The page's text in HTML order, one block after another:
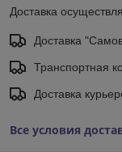
Доставка
Доставка
Транспортная
Доставка
Все условия